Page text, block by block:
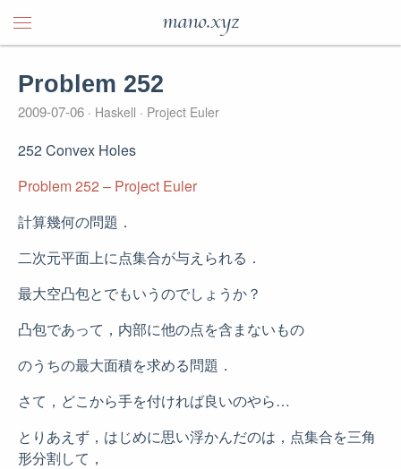
mano.xyz
Problem 252
2009-07-06 Haskell Project Euler
252 Convex Holes
Problem 252 – Project Euler
計算幾何の問題．
二次元平面上に点集合が与えられる．
最大空凸包とでもいうのでしょうか？
凸包であって，内部に他の点を含まないもの
のうちの最大面積を求める問題．
さて，どこから手を付ければ良いのやら…
とりあえず，はじめに思い浮かんだのは，点集合を三角
形分割して，